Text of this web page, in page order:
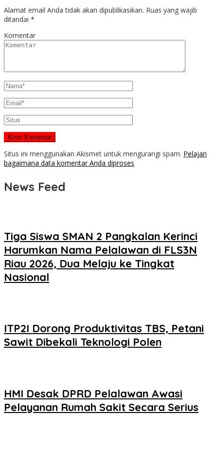
Alamat email Anda tidak akan dipublikasikan. Ruas yang wajib
ditandai *
Komentar
Situs ini menggunakan Akismet untuk mengurangi spam. Pelajari
bagaimana data komentar Anda diproses
News Feed
Tiga Siswa SMAN 2 Pangkalan Kerinci
Harumkan Nama Pelalawan di FLS3N
Riau 2026, Dua Melaju ke Tingkat
Nasional
ITP2I Dorong Produktivitas TBS, Petani
Sawit Dibekali Teknologi Polen
HMI Desak DPRD Pelalawan Awasi
Pelayanan Rumah Sakit Secara Serius